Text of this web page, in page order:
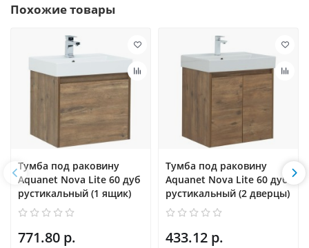
Похожие товары
Тумба под раковину
Aquanet Nova Lite 60 дуб
рустикальный (1 ящик)
771.80 р.
Тумба под раковину
Aquanet Nova Lite 60 дуб
рустикальный (2 дверцы)
433.12 р.